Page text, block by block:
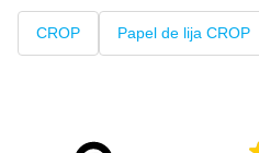
CROP Papel de lija CROP